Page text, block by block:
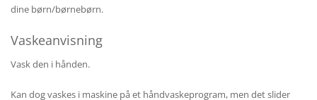
dine børn/børnebørn.
Vaskeanvisning
Vask den i hånden.
Kan dog vaskes i maskine på et håndvaskeprogram, men det slider